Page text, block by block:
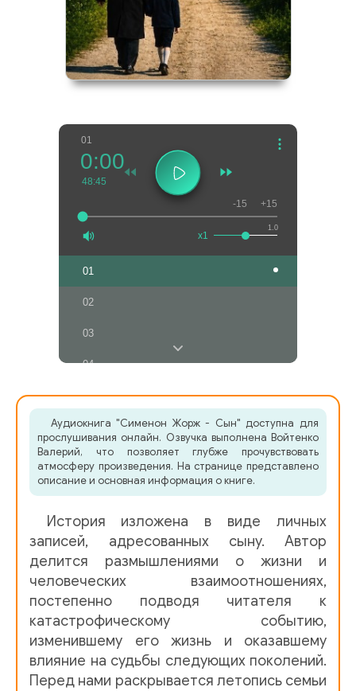
01
0:00
48:45
1.0
x1
-15 +15
01
02
03
04
05
06
09
10
11
13
Аудиокнига "Сименон Жорж - Сын" доступна для
прослушивания онлайн. Озвучка выполнена Войтенко
Валерий, что позволяет глубже прочувствовать
атмосферу произведения. На странице представлено
описание и основная информация о книге.
История изложена в виде личных
записей, адресованных сыну. Автор
делится размышлениями о жизни и
человеческих взаимоотношениях,
постепенно подводя читателя к
катастрофическому событию,
изменившему его жизнь и оказавшему
влияние на судьбы следующих поколений.
Перед нами раскрывается летопись семьи